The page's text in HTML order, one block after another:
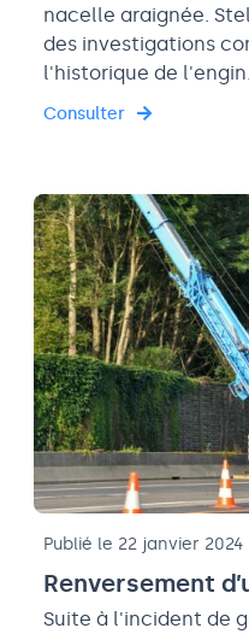
nacelle araignée.
des investigations
l'historique de
Consulter
Publié le 22 janvier 2024
Renversement
Suite à l'incident de